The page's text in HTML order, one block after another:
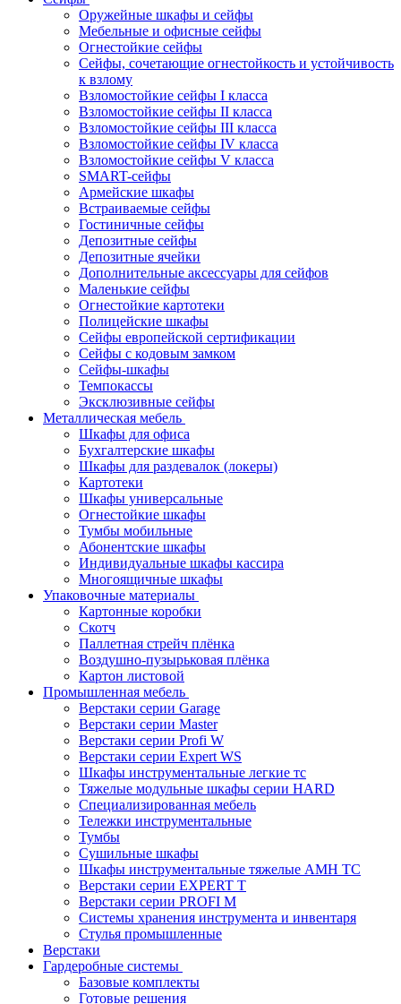
Оружейные шкафы и сейфы
Мебельные и офисные сейфы
Огнестойкие сейфы
Сейфы, сочетающие огнестойкость и устойчивость
к взлому
Взломостойкие сейфы I класса
Взломостойкие сейфы II класса
Взломостойкие сейфы III класса
Взломостойкие сейфы IV класса
Взломостойкие сейфы V класса
SMART-сейфы
Армейские шкафы
Встраиваемые сейфы
Гостиничные сейфы
Депозитные сейфы
Депозитные ячейки
Дополнительные аксессуары для сейфов
Маленькие сейфы
Огнестойкие картотеки
Полицейские шкафы
Сейфы европейской сертификации
Сейфы с кодовым замком
Сейфы-шкафы
Темпокассы
Эксклюзивные сейфы
Металлическая мебель
Шкафы для офиса
Бухгалтерские шкафы
Шкафы для раздевалок (локеры)
Картотеки
Шкафы универсальные
Огнестойкие шкафы
Тумбы мобильные
Абонентские шкафы
Индивидуальные шкафы кассира
Многоящичные шкафы
Упаковочные материалы
Картонные коробки
Скотч
Паллетная стрейч плёнка
Воздушно-пузырьковая плёнка
Картон листовой
Промышленная мебель
Верстаки серии Garage
Верстаки серии Master
Верстаки серии Profi W
Верстаки серии Expert WS
Шкафы инструментальные легкие тс
Тяжелые модульные шкафы серии HARD
Cпециализированная мебель
Тележки инструментальные
Тумбы
Cушильные шкафы
Шкафы инструментальные тяжелые AMH TC
Верстаки серии EXPERT T
Верстаки серии PROFI M
Системы хранения инструмента и инвентаря
Стулья промышленные
Верстаки
Гардеробные системы
Базовые комплекты
Готовые решения